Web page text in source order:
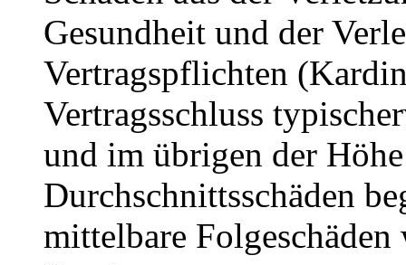
Gesundheit und der
Vertragspflichten
Vertragsschluss
und im übrigen der
Durchschnittsschäden
mittelbare Folgeschäden